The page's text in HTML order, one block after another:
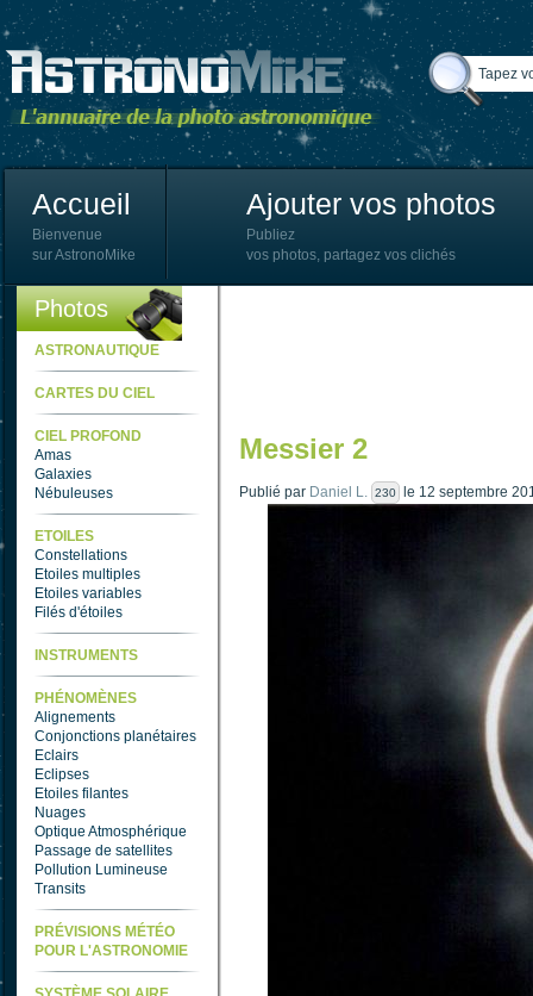
Accueil
Bienvenue
sur AstronoMike
Ajouter vos photos
Publiez
vos photos, partagez vos clichés
Photos
ASTRONAUTIQUE
CARTES DU CIEL
CIEL PROFOND
Amas
Galaxies
Nébuleuses
ETOILES
Constellations
Etoiles multiples
Etoiles variables
Filés d'étoiles
INSTRUMENTS
PHÉNOMÈNES
Alignements
Conjonctions planétaires
Eclairs
Eclipses
Etoiles filantes
Nuages
Optique Atmosphérique
Passage de satellites
Pollution Lumineuse
Transits
PRÉVISIONS MÉTÉO
POUR L'ASTRONOMIE
Messier 2
Publié par Daniel L. 230 le 12 septembre